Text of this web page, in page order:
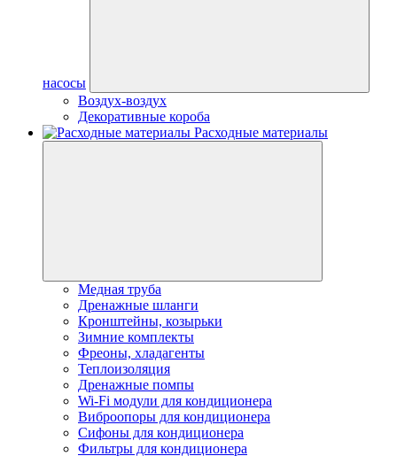
насосы
Воздух-воздух
Декоративные короба
Расходные материалы
Медная труба
Дренажные шланги
Кронштейны, козырьки
Зимние комплекты
Фреоны, хладагенты
Теплоизоляция
Дренажные помпы
Wi-Fi модули для кондиционера
Виброопоры для кондиционера
Сифоны для кондиционера
Фильтры для кондиционера